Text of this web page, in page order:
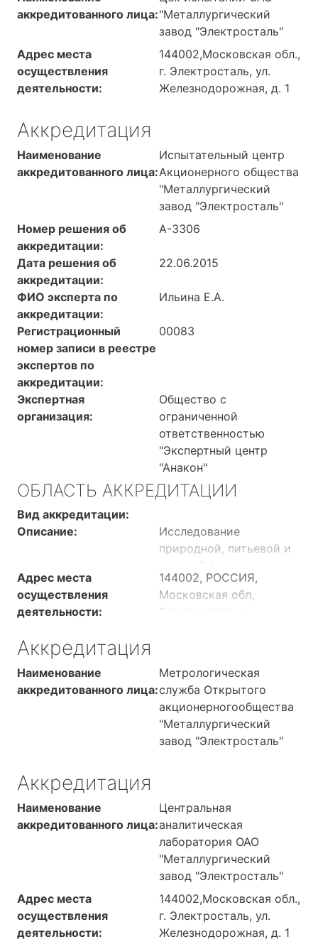
аккредитованного лица:"Металлургический
завод "Электросталь"
Адрес места
осуществления
деятельности:
144002,Московская обл.,
г. Электросталь, ул.
Железнодорожная, д. 1
Аккредитация
Наименование
аккредитованного лица:
Испытательный центр
Акционерного общества
"Металлургический
завод "Электросталь"
Номер решения об
аккредитации:
А-3306
Дата решения об
аккредитации:
22.06.2015
ФИО эксперта по
аккредитации:
Ильина Е.А.
Регистрационный
номер записи в реестре
экспертов по
аккредитации:
00083
Экспертная
организация:
Общество с
ограниченной
ответственностью
"Экспертный центр
"Анакон"
ОБЛАСТЬ АККРЕДИТАЦИИ
Вид аккредитации:
Описание:
Исследование
природной, питьевой и
сточной (в том числе
очищенной) воды;
исследование воздуха
выбросов; измерение
физических факторов
Адрес места
осуществления
деятельности:
144002, РОССИЯ,
Московская обл,
Электросталь г.,
315, кабинет 303 (архив)
Аккредитация
Наименование
аккредитованного лица:
Метрологическая
служба Открытого
акционерногообщества
"Металлургический
завод "Электросталь"
Аккредитация
Наименование
аккредитованного лица:
Центральная
аналитическая
лаборатория ОАО
"Металлургический
завод "Электросталь"
Адрес места
осуществления
деятельности:
144002,Московская обл.,
г. Электросталь, ул.
Железнодорожная, д. 1